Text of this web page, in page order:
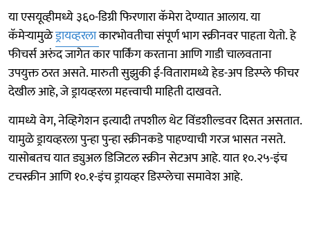
या एसयूव्हीमध्ये ३६०-डिग्री फिरणारा कॅमेरा देण्यात आलाय. या
कॅमेऱ्यामुळेड्रायव्हरलाकारभोवतीचा संपूर्ण भाग स्क्रीनवर पाहता येतो. हे
फीचर्स अरुंद जागेत कार पार्किंग करताना आणि गाडी चालवताना
उपयुक्त ठरत असते. मारुती सुझुकी ई-वितारामध्ये हेड-अप डिस्प्ले फीचर
देखील आहे, जे ड्रायव्हरला महत्त्वाची माहिती दाखवते.
यामध्ये वेग, नेव्हिगेशन इत्यादी तपशील थेट विंडशील्डवर दिसत असतात.
यामुळे ड्रायव्हरला पुन्हा पुन्हा स्क्रीनकडे पाहण्याची गरज भासत नसते.
यासोबतच यात ड्युअल डिजिटल स्क्रीन सेटअप आहे. यात १०.२५-इंच
टचस्क्रीन आणि १०.१-इंच ड्रायव्हर डिस्प्लेचा समावेश आहे.